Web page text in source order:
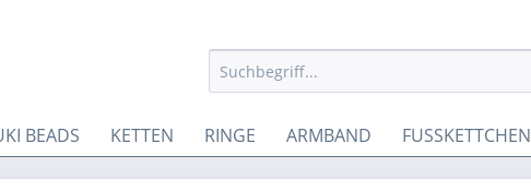
BEADS KETTEN RINGE ARMBAND FUSSKETTCHEN